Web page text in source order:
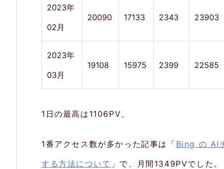
2023年
02月
20090 17133 2343 23903
2023年
03月
19108 15975 2399 22585
1日の最高は1106PV、
1番アクセス数が多かった記事は「 Bing の AI
する方法について 」で、月間1349PVでした。